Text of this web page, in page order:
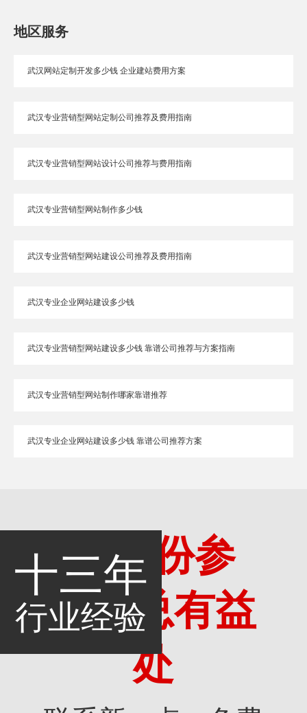
地区服务
武汉网站定制开发多少钱 企业建站费用方案
武汉专业营销型网站定制公司推荐及费用指南
武汉专业营销型网站设计公司推荐与费用指南
武汉专业营销型网站制作多少钱
武汉专业营销型网站建设公司推荐及费用指南
武汉专业企业网站建设多少钱
武汉专业营销型网站建设多少钱 靠谱公司推荐与方案指南
武汉专业营销型网站制作哪家靠谱推荐
武汉专业企业网站建设多少钱 靠谱公司推荐方案
十三年
行业经验
多一份参
考，总有益
处